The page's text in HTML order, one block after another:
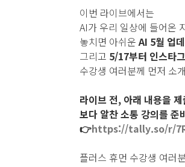
이번 라이브에서는
AI가 우리 일상에 들어온
놓치면 아쉬운AI 5월 업
그리고 5/17부터 인스타
수강생 여러분께 먼저 소
라이브 전, 아래 내용을
보다 알찬 소통 강의를 준
👉https://tally.so/r/
플러스 휴먼 수강생 여러